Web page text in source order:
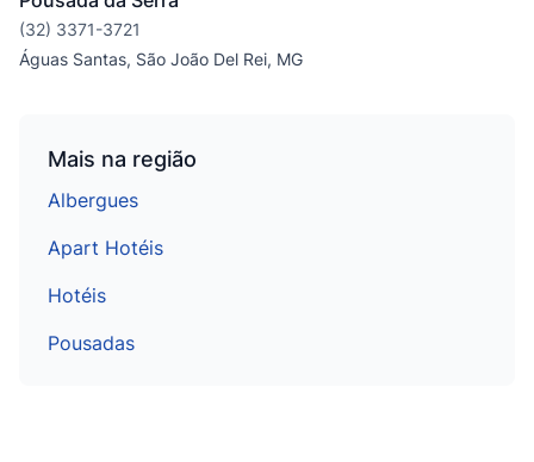
(32) 3371-3721
Águas Santas, São João Del Rei, MG
Mais na região
Albergues
Apart Hotéis
Hotéis
Pousadas